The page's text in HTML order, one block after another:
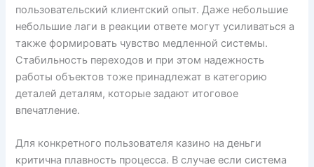
пользовательский клиентский опыт. Даже небольшие
небольшие лаги в реакции ответе могут усиливаться а
также формировать чувство медленной системы.
Стабильность переходов и при этом надежность
работы объектов тоже принадлежат в категорию
деталей деталям, которые задают итоговое
впечатление.
Для конкретного пользователя казино на деньги
критична плавность процесса. В случае если система